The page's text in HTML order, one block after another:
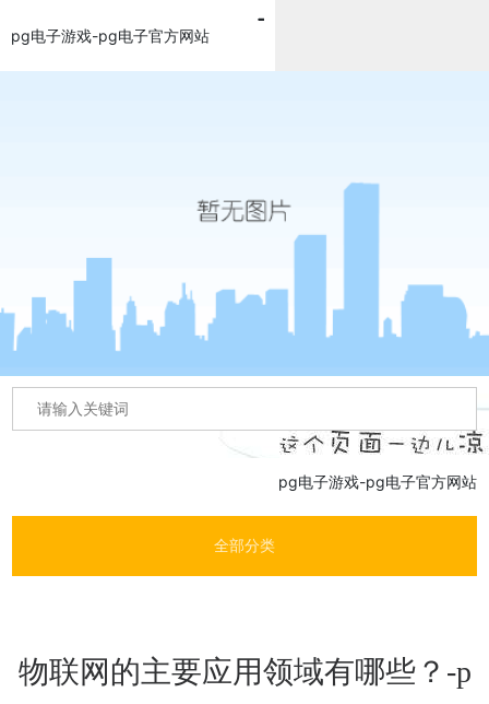
pg电子游戏-pg电子官方网站
pg电子游戏-pg电子官方网站
全部分类
物联网的主要应用领域有哪些？-p